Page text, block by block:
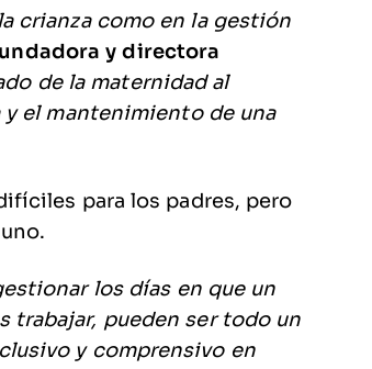
crianza como en la gestión
y directora
de la maternidad al
el mantenimiento de una
para los padres, pero
los días en que un
trabajar, pueden ser todo un
y comprensivo en